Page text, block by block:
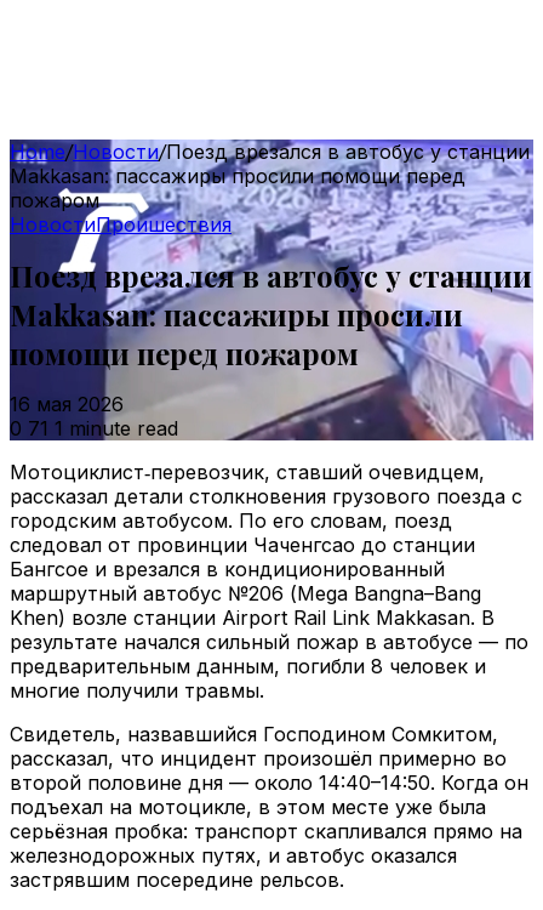
Home/Новости/Поезд врезался в автобус у станции
Makkasan: пассажиры просили помощи перед
пожаром
НовостиПроишествия
Поезд врезался в автобус у станции
Makkasan: пассажиры просили
помощи перед пожаром
16 мая 2026
0 71 1 minute read
Мотоциклист‑перевозчик, ставший очевидцем,
рассказал детали столкновения грузового поезда с
городским автобусом. По его словам, поезд
следовал от провинции Чаченгсао до станции
Бангсое и врезался в кондиционированный
маршрутный автобус №206 (Mega Bangna–Bang
Khen) возле станции Airport Rail Link Makkasan. В
результате начался сильный пожар в автобусе — по
предварительным данным, погибли 8 человек и
многие получили травмы.
Свидетель, назвавшийся Господином Сомкитом,
рассказал, что инцидент произошёл примерно во
второй половине дня — около 14:40–14:50. Когда он
подъехал на мотоцикле, в этом месте уже была
серьёзная пробка: транспорт скапливался прямо на
железнодорожных путях, и автобус оказался
застрявшим посередине рельсов.